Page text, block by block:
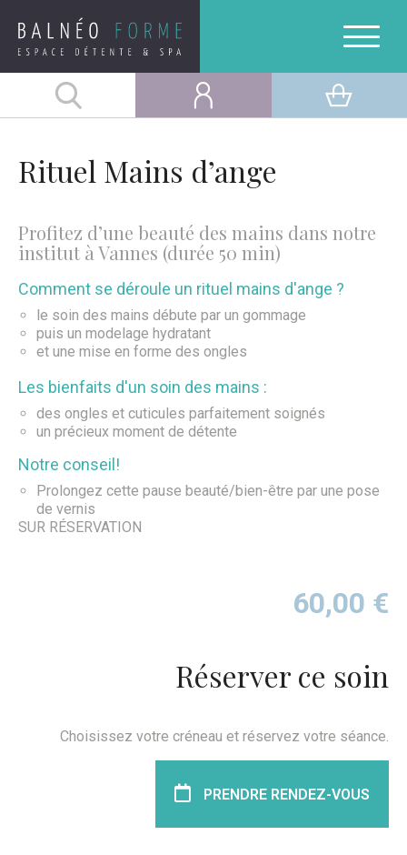
Rituel Mains d’ange
Profitez d’une beauté des mains dans notre
institut à Vannes (durée 50 min)
Comment se déroule un rituel mains d'ange ?
le soin des mains débute par un gommage
puis un modelage hydratant
et une mise en forme des ongles
Les bienfaits d'un soin des mains :
des ongles et cuticules parfaitement soignés
un précieux moment de détente
Notre conseil!
Prolongez cette pause beauté/bien-être par une pose
de vernis
SUR RÉSERVATION
60,00 €
Réserver ce soin
Choisissez votre créneau et réservez votre séance.
PRENDRE RENDEZ-VOUS